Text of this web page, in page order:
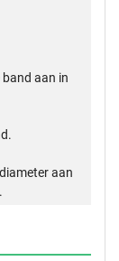
aan in
aan